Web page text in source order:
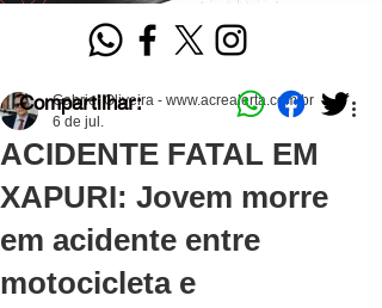
ACIDENTE FATAL EM
XAPURI: Jovem morre
em acidente entre
motocicleta e
Gabriel Oliveira - www.acrealerta.com.br
6 de jul.
Compartilhar: